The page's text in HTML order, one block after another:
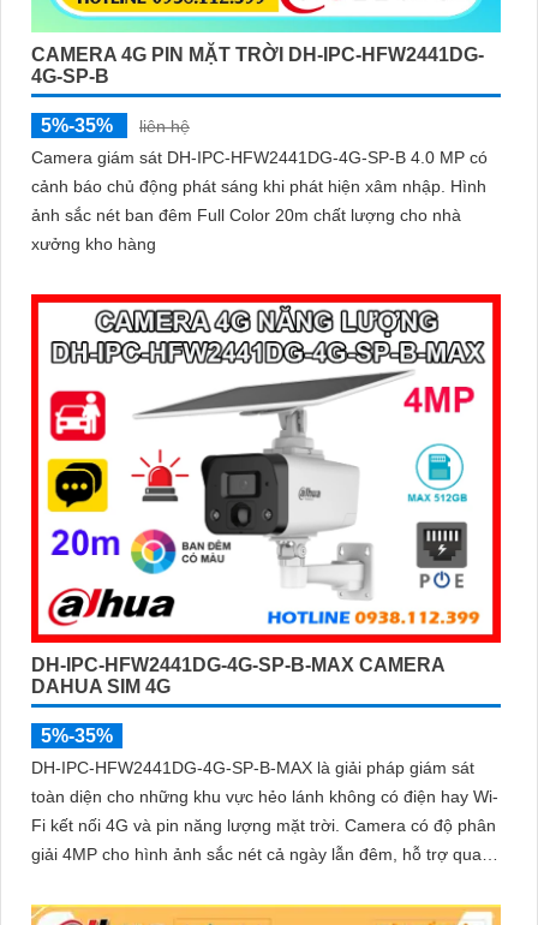
CAMERA 4G PIN MẶT TRỜI DH-IPC-HFW2441DG-
4G-SP-B
5%-35%
liên hệ
Camera giám sát DH-IPC-HFW2441DG-4G-SP-B 4.0 MP có
cảnh báo chủ động phát sáng khi phát hiện xâm nhập. Hình
ảnh sắc nét ban đêm Full Color 20m chất lượng cho nhà
xưởng kho hàng
DH-IPC-HFW2441DG-4G-SP-B-MAX CAMERA
DAHUA SIM 4G
5%-35%
DH-IPC-HFW2441DG-4G-SP-B-MAX là giải pháp giám sát
toàn diện cho những khu vực hẻo lánh không có điện hay Wi-
Fi kết nối 4G và pin năng lượng mặt trời. Camera có độ phân
giải 4MP cho hình ảnh sắc nét cả ngày lẫn đêm, hỗ trợ quan
hai chiều